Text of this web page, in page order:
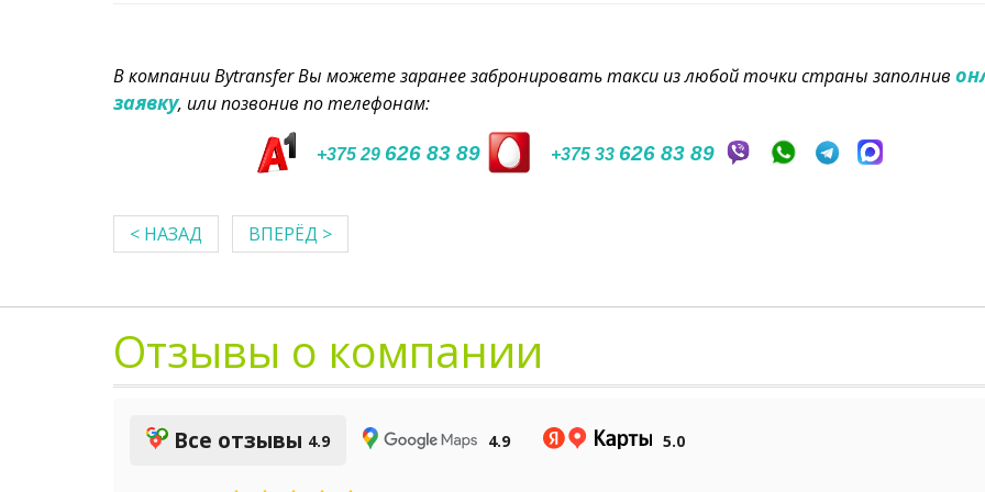
В компании Bytransfer Вы можете заранее забронировать такси из любой точки страны заполнив
заявку, или позвонив по телефонам:
+375 29 626 83 89 +375 33 626 83 89
< НАЗАД ВПЕРЁД >
Отзывы о компании
Все отзывы 4.9 4.9 5.0